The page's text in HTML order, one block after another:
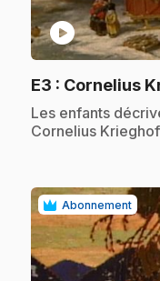
play_circle
E3 : Cornelius
.Les enfants
Cornelius
Abonnement